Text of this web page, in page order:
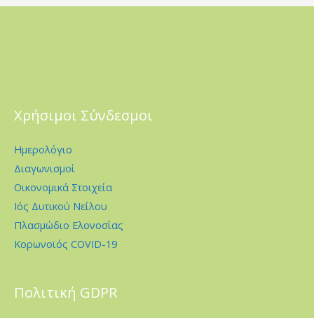
Χρήσιμοι Σύνδεσμοι
Ημερολόγιο
Διαγωνισμοί
Οικονομικά Στοιχεία
Ιός Δυτικού Νείλου
Πλασμώδιο Ελονοσίας
Κορωνοϊός COVID-19
Πολιτική GDPR